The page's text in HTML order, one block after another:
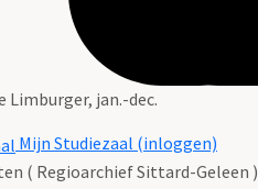
Limburger, jan.-dec.
Mijn Studiezaal (inloggen)
( Regioarchief Sittard-Geleen )